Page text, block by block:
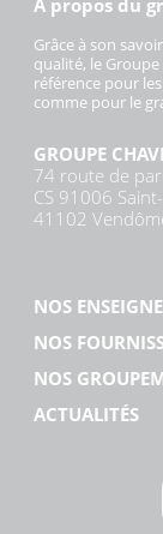
À propos du
Grâce à son
qualité, le
référence pour
comme pour le
GROUPE
74 route de
CS 91006
41102
NOS
NOS
NOS
ACTUALITÉS